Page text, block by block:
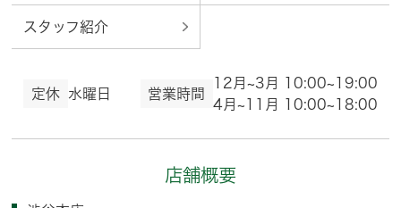
スタッフ紹介
定休 水曜日 営業時間
12月~3月 10:00~19:00
4月~11月 10:00~18:00
店舗概要